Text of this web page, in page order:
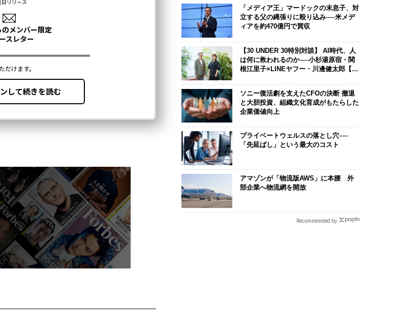
「メディア王」マードックの末息子、対
立する父の縄張りに殴り込み──米メデ
ィアを約470億円で買収
【30 UNDER 30特別対談】 AI時代、人
は何に救われるのか──小杉湯原宿・関
根江里子×LINEヤフー・川邊健太郎【後
ソニー復活劇を支えたCFOの決断 撤退
と大胆投資、組織文化育成がもたらした
企業価値向上
プライベートウェルスの落とし穴──
「先延ばし」という最大のコスト
アマゾンが「物流版AWS」に本腰 外
部企業へ物流網を開放
Recommended by